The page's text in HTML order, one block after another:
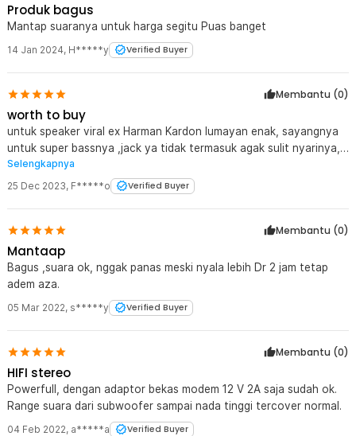
Produk bagus
Mantap suaranya untuk harga segitu Puas banget
14 Jan 2024, H*****y Verified Buyer
Membantu (0)
worth to buy
untuk speaker viral ex Harman Kardon lumayan enak, sayangnya
untuk super bassnya ,jack ya tidak termasuk agak sulit nyarinya,
semoga awet
Selengkapnya
25 Dec 2023, F*****o Verified Buyer
Membantu (0)
Mantaap
Bagus ,suara ok, nggak panas meski nyala lebih Dr 2 jam tetap
adem aza.
05 Mar 2022, s*****y Verified Buyer
Membantu (0)
HIFI stereo
Powerfull, dengan adaptor bekas modem 12 V 2A saja sudah ok.
Range suara dari subwoofer sampai nada tinggi tercover normal.
04 Feb 2022, a*****a Verified Buyer